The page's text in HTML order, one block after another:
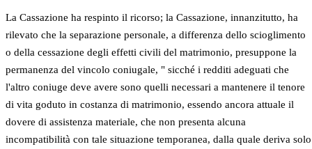
La Cassazione ha respinto il ricorso; la Cassazione, innanzitutto, ha
rilevato che la separazione personale, a differenza dello scioglimento
o della cessazione degli effetti civili del matrimonio, presuppone la
permanenza del vincolo coniugale, " sicché i redditi adeguati che
l'altro coniuge deve avere sono quelli necessari a mantenere il tenore
di vita goduto in costanza di matrimonio, essendo ancora attuale il
dovere di assistenza materiale, che non presenta alcuna
incompatibilità con tale situazione temporanea, dalla quale deriva solo